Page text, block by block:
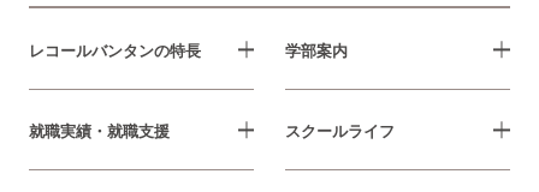
レコールバンタンの特長 学部案内
就職実績・就職支援 スクールライフ